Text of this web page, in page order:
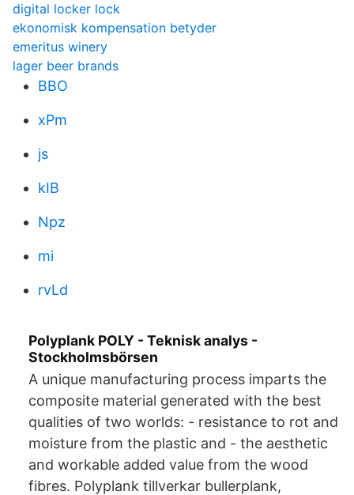
digital locker lock
ekonomisk kompensation betyder
emeritus winery
lager beer brands
BBO
xPm
js
kIB
Npz
mi
rvLd
Polyplank POLY - Teknisk analys -
Stockholmsbörsen
A unique manufacturing process imparts the
composite material generated with the best
qualities of two worlds: - resistance to rot and
moisture from the plastic and - the aesthetic
and workable added value from the wood
fibres. Polyplank tillverkar bullerplank,